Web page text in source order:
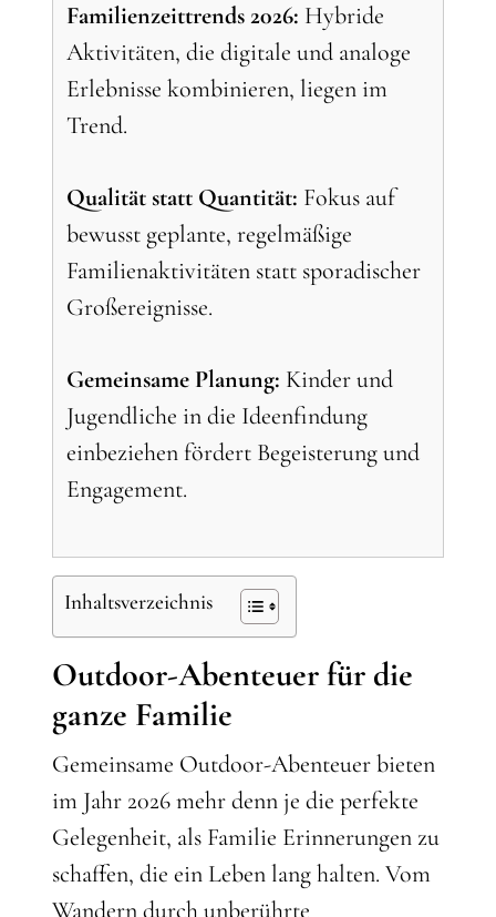
Familienzeittrends 2026: Hybride
Aktivitäten, die digitale und analoge
Erlebnisse kombinieren, liegen im
Trend.
Qualität statt Quantität: Fokus auf
bewusst geplante, regelmäßige
Familienaktivitäten statt sporadischer
Großereignisse.
Gemeinsame Planung: Kinder und
Jugendliche in die Ideenfindung
einbeziehen fördert Begeisterung und
Engagement.
Inhaltsverzeichnis
Outdoor-Abenteuer für die
ganze Familie
Gemeinsame Outdoor-Abenteuer bieten
im Jahr 2026 mehr denn je die perfekte
Gelegenheit, als Familie Erinnerungen zu
schaffen, die ein Leben lang halten. Vom
Wandern durch unberührte